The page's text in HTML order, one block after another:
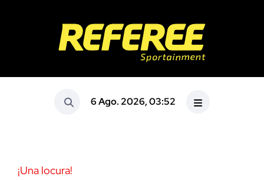
6 Ago. 2026, 03:52
¡Una locura!